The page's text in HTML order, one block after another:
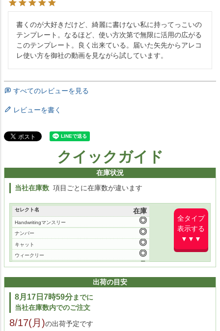
書くのが大好きだけど、綺麗に書けない私に持ってっこいの
テンプレート。なるほど、使い方次第で無限に活用の広がる
このテンプレート。良く出来ている。届いた矢先からアレコ
レ使い方を御社の動画を見ながら試しています。
すべてのレビューを見る
レビューを書く
クイックガイド
在庫状況
当社在庫数 項目ごとに在庫数が違います
全タイプ
表示する
▼▼▼
セレクト名 在庫
Handwritingマンスリー
ナンバー
キャット
ウィークリー
マンスリー
トラッカー
イラスト
出荷の目安
8月17日7時59分までに
当社在庫数内でのご注文
8/17(月)の出荷予定です